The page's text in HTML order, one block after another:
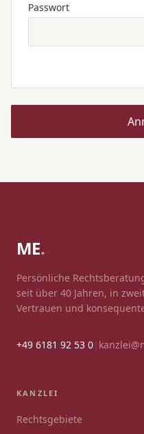
Passwort
ME.
Persönliche
seit über 40 Jahren, in
Vertrauen und
+49 6181 92 53 0
KANZLEI
Rechtsgebiete